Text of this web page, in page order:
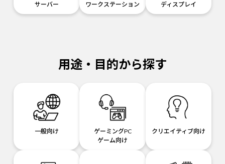
サーバー ワークステーション ディスプレイ
用途・目的から探す
一般向け
ゲーミングPC
ゲーム向け
クリエイティブ向け